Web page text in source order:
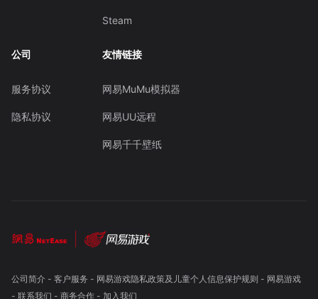
Steam
公司
服务协议
隐私协议
友情链接
网易MuMu模拟器
网易UU远程
网易千千壁纸
公司简介- 客户服务 - 网易游戏隐私政策及儿童个人信息保护规则 - 网易游戏
- 联系我们 - 商务合作- 加入我们